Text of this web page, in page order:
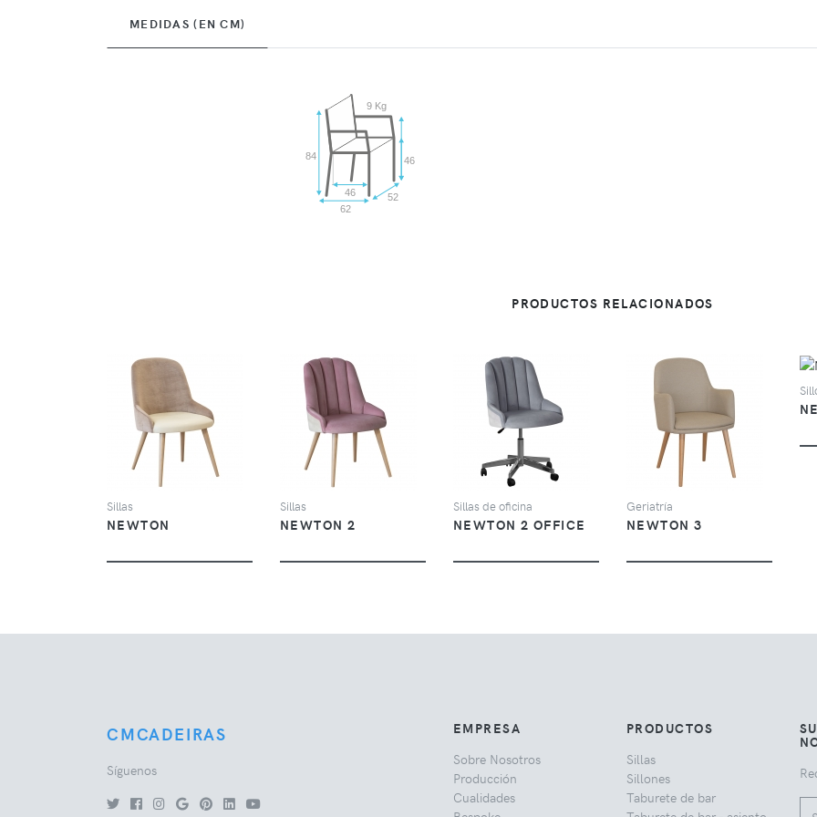
MEDIDAS (EN CM)
84
46
62
52
46
9 Kg
PRODUCTOS RELACIONADOS
VER
Sillas
NEWTON
VER
Sillas
NEWTON 2
VER
Sillas de oficina
NEWTON 2 OFFICE
VER
Geriatría
NEWTON 3
CMCADEIRAS
Síguenos
EMPRESA
Sobre Nosotros
Producción
Cualidades
PRODUCTOS
Sillas
Sillones
Taburete de bar